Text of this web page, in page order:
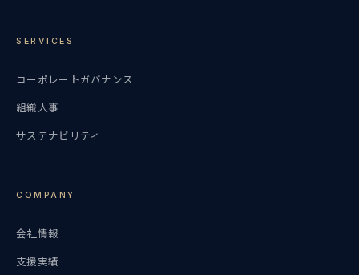
SERVICES
コーポレートガバナンス
組織人事
サステナビリティ
COMPANY
会社情報
支援実績